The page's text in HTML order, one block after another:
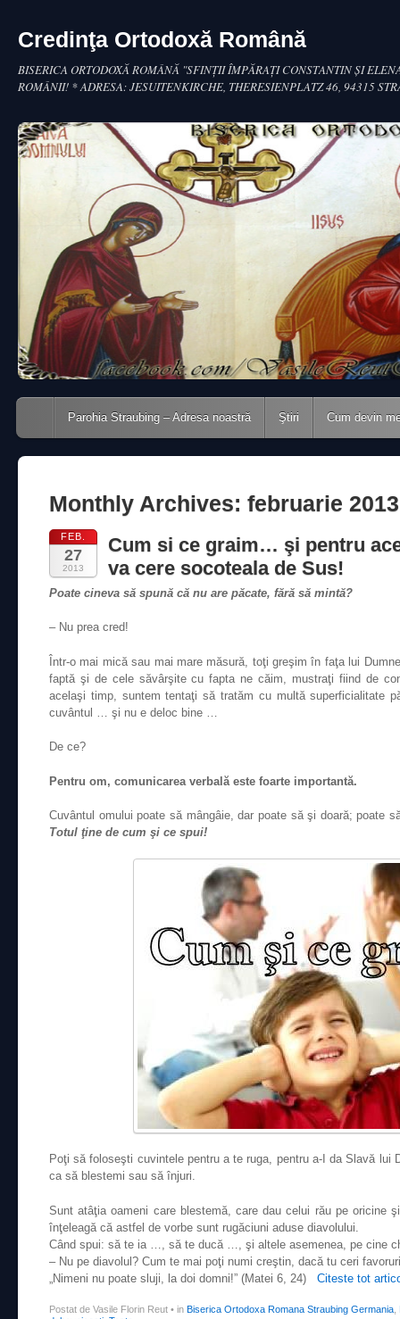
Credinţa Ortodoxă Română
BISERICA ORTODOXĂ ROMÂNĂ "SFINŢII ÎMPĂRAŢI CONSTANTIN ŞI
ROMÂNII! * ADRESA: JESUITENKIRCHE, THERESIENPLATZ 46, 94315
Main menu
Skip to content
Parohia Straubing – Adresa noastră Ştiri Cum devin
Monthly Archives: februarie 2013
FEB.
27
2013
Cum si ce graim… şi pentru
va cere socoteala de Sus!
Poate cineva să spună că nu are păcate, fără să mintă?
– Nu prea cred!
Într-o mai mică sau mai mare măsură, toţi greşim în faţa lui
faptă şi de cele săvârşite cu fapta ne căim, mustraţi fiind de
acelaşi timp, suntem tentaţi să tratăm cu multă superficialitate
cuvântul … şi nu e deloc bine …
De ce?
Pentru om, comunicarea verbală este foarte importantă.
Cuvântul omului poate să mângâie, dar poate să şi doară; poate
Totul ţine de cum şi ce spui!
Poţi să foloseşti cuvintele pentru a te ruga, pentru a-I da Slavă lui
ca să blestemi sau să înjuri.
Sunt atâţia oameni care blestemă, care dau celui rău pe oricine
înţeleagă că astfel de vorbe sunt rugăciuni aduse diavolului.
Când spui: să te ia …, să te ducă …, şi altele asemenea, pe cine
– Nu pe diavolul? Cum te mai poţi numi creştin, dacă tu ceri
„Nimeni nu poate sluji, la doi domni!” (Matei 6, 24) Citeste tot
Postat de Vasile Florin Reut • in Biserica Ortodoxa Romana Straubing Germania